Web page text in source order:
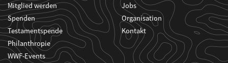
Mitglied werden
Spenden
Testamentspende
Philanthropie
WWF-Events
Jobs
Organisation
Kontakt